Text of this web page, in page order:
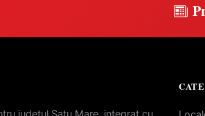
judetul Satu Mare, integrat cu